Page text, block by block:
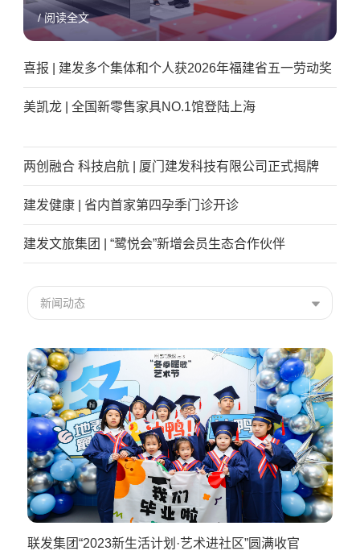
/ 阅读全文
喜报 | 建发多个集体和个人获2026年福建省五一劳动奖
美凯龙 | 全国新零售家具NO.1馆登陆上海
两创融合 科技启航 | 厦门建发科技有限公司正式揭牌
建发健康 | 省内首家第四孕季门诊开诊
建发文旅集团 | “鹭悦会”新增会员生态合作伙伴
新闻动态
联发集团“2023新生活计划·艺术进社区”圆满收官